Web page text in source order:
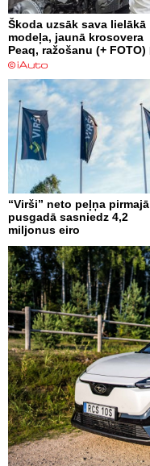
Škoda uzsāk sava lielākā
modeļa, jaunā krosovera
Peaq, ražošanu (+ FOTO)
“Virši” neto peļņa pirmajā
pusgadā sasniedz 4,2
miljonus eiro